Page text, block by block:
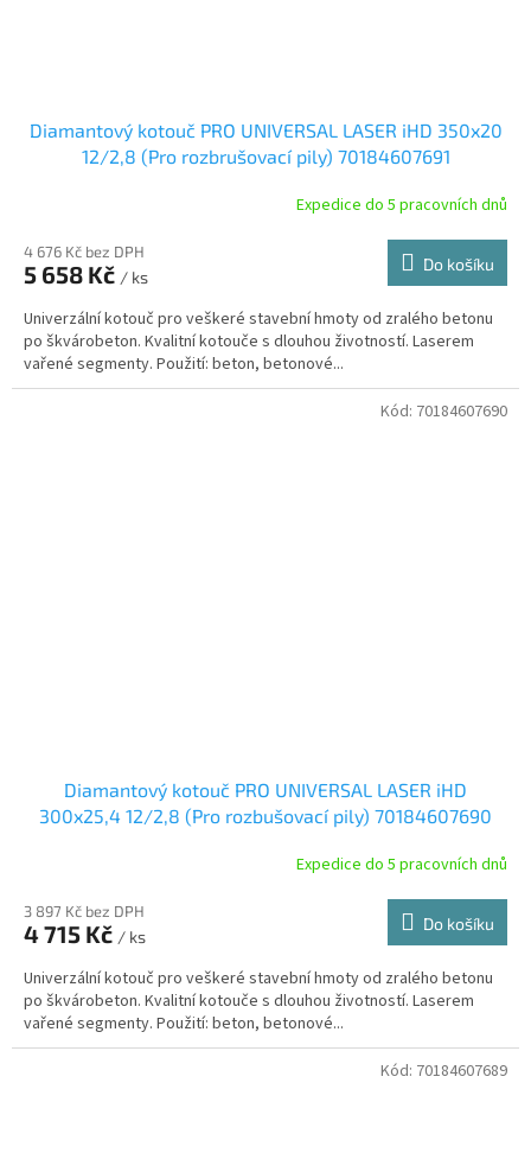
Diamantový kotouč PRO UNIVERSAL LASER iHD 350x20
12/2,8 (Pro rozbrušovací pily) 70184607691
Expedice do 5 pracovních dnů
4 676 Kč bez DPH
5 658 Kč / ks
Do košíku
Univerzální kotouč pro veškeré stavební hmoty od zralého betonu
po škvárobeton. Kvalitní kotouče s dlouhou životností. Laserem
vařené segmenty. Použití: beton, betonové...
Diamantový kotouč PRO UNIVERSAL LASER iHD
300x25,4 12/2,8 (Pro rozbušovací pily) 70184607690
Expedice do 5 pracovních dnů
3 897 Kč bez DPH
4 715 Kč / ks
Do košíku
Univerzální kotouč pro veškeré stavební hmoty od zralého betonu
po škvárobeton. Kvalitní kotouče s dlouhou životností. Laserem
vařené segmenty. Použití: beton, betonové...
Kód: 70184607690
Kód: 70184607689